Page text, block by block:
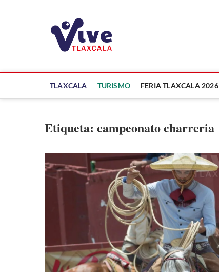
TLAXCALA TURISMO FERIA TLAXCALA 2026
Etiqueta: campeonato charreria